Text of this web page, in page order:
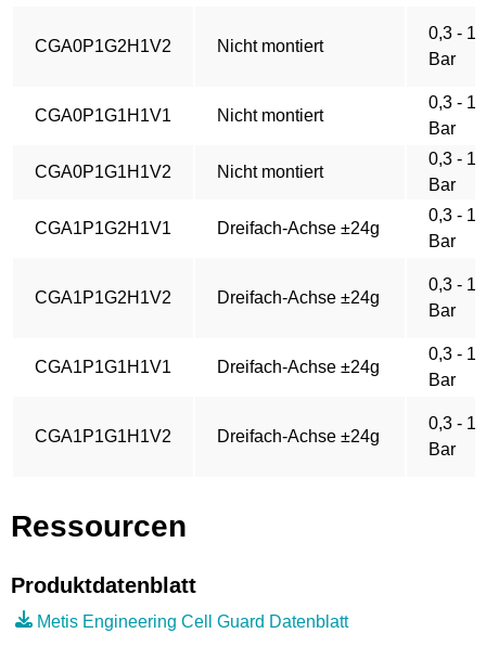
CGA0P1G2H1V2 Nicht montiert
0,3 -
Bar
CGA0P1G1H1V1 Nicht montiert
0,3 -
Bar
CGA0P1G1H1V2 Nicht montiert
0,3 -
Bar
CGA1P1G2H1V1 Dreifach-Achse ±24g
0,3 -
Bar
CGA1P1G2H1V2 Dreifach-Achse ±24g
0,3 -
Bar
CGA1P1G1H1V1 Dreifach-Achse ±24g
0,3 -
Bar
CGA1P1G1H1V2 Dreifach-Achse ±24g
0,3 -
Bar
Ressourcen
Produktdatenblatt
Metis Engineering Cell Guard Datenblatt